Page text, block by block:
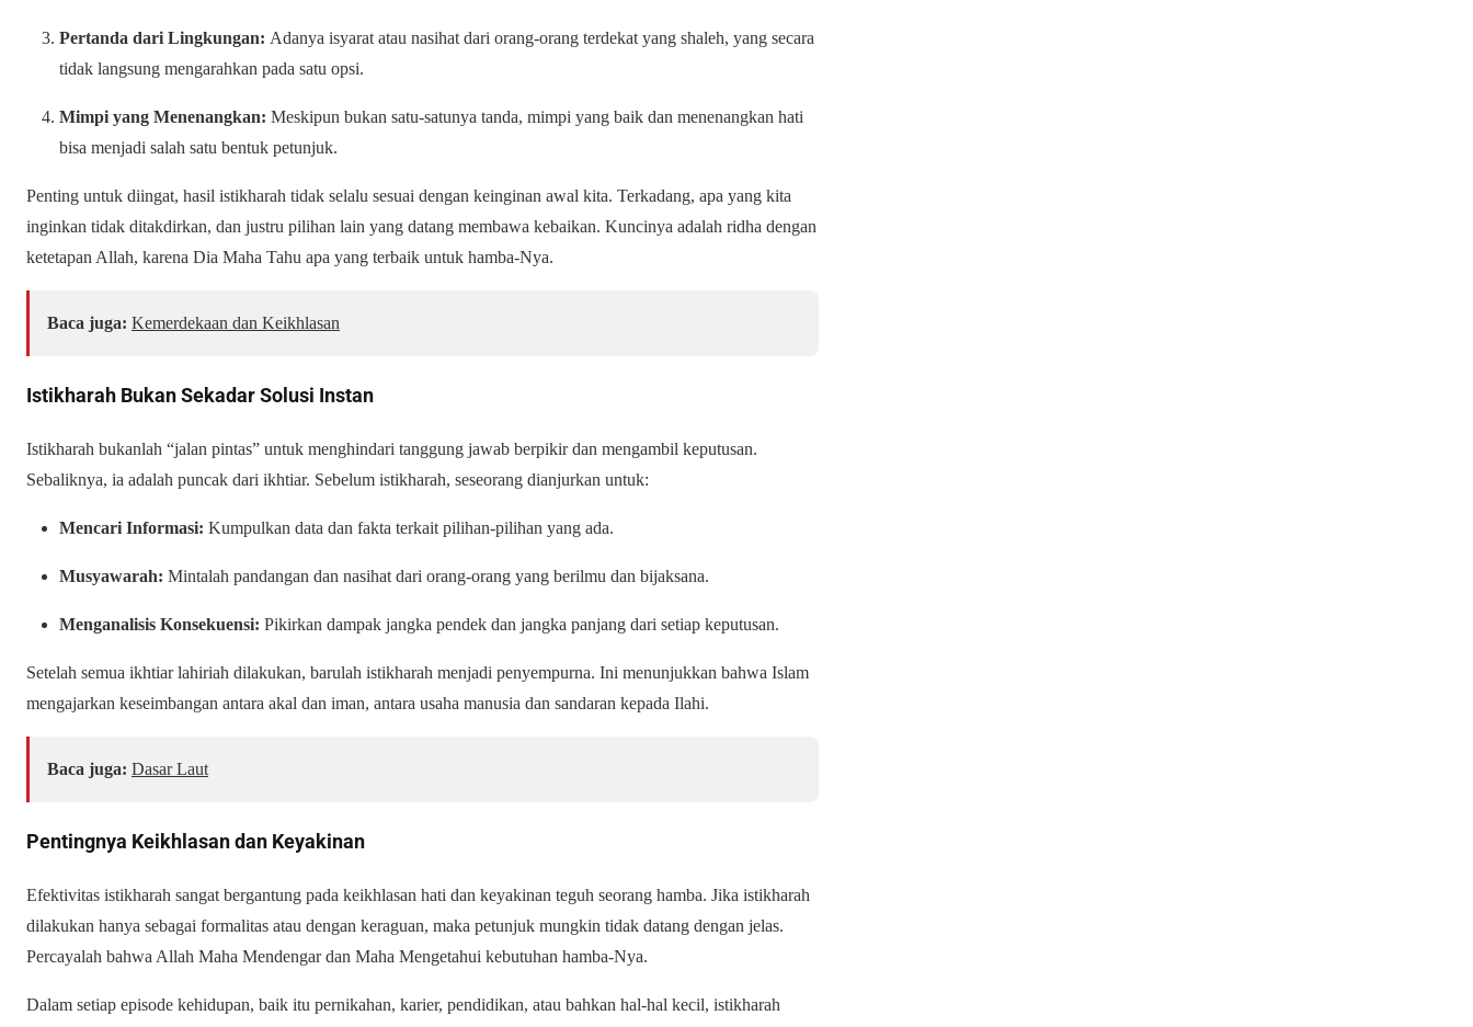
Pertanda dari Lingkungan: Adanya isyarat atau nasihat dari orang-orang terdekat yang shaleh, yang secara
tidak langsung mengarahkan pada satu opsi.
Mimpi yang Menenangkan: Meskipun bukan satu-satunya tanda, mimpi yang baik dan menenangkan hati
bisa menjadi salah satu bentuk petunjuk.
Penting untuk diingat, hasil istikharah tidak selalu sesuai dengan keinginan awal kita. Terkadang, apa yang kita
inginkan tidak ditakdirkan, dan justru pilihan lain yang datang membawa kebaikan. Kuncinya adalah ridha dengan
ketetapan Allah, karena Dia Maha Tahu apa yang terbaik untuk hamba-Nya.
Baca juga: Kemerdekaan dan Keikhlasan
Istikharah Bukan Sekadar Solusi Instan
Istikharah bukanlah “jalan pintas” untuk menghindari tanggung jawab berpikir dan mengambil keputusan.
Sebaliknya, ia adalah puncak dari ikhtiar. Sebelum istikharah, seseorang dianjurkan untuk:
Mencari Informasi: Kumpulkan data dan fakta terkait pilihan-pilihan yang ada.
Musyawarah: Mintalah pandangan dan nasihat dari orang-orang yang berilmu dan bijaksana.
Menganalisis Konsekuensi: Pikirkan dampak jangka pendek dan jangka panjang dari setiap keputusan.
Setelah semua ikhtiar lahiriah dilakukan, barulah istikharah menjadi penyempurna. Ini menunjukkan bahwa Islam
mengajarkan keseimbangan antara akal dan iman, antara usaha manusia dan sandaran kepada Ilahi.
Baca juga: Dasar Laut
Pentingnya Keikhlasan dan Keyakinan
Efektivitas istikharah sangat bergantung pada keikhlasan hati dan keyakinan teguh seorang hamba. Jika istikharah
dilakukan hanya sebagai formalitas atau dengan keraguan, maka petunjuk mungkin tidak datang dengan jelas.
Percayalah bahwa Allah Maha Mendengar dan Maha Mengetahui kebutuhan hamba-Nya.
Dalam setiap episode kehidupan, baik itu pernikahan, karier, pendidikan, atau bahkan hal-hal kecil, istikharah